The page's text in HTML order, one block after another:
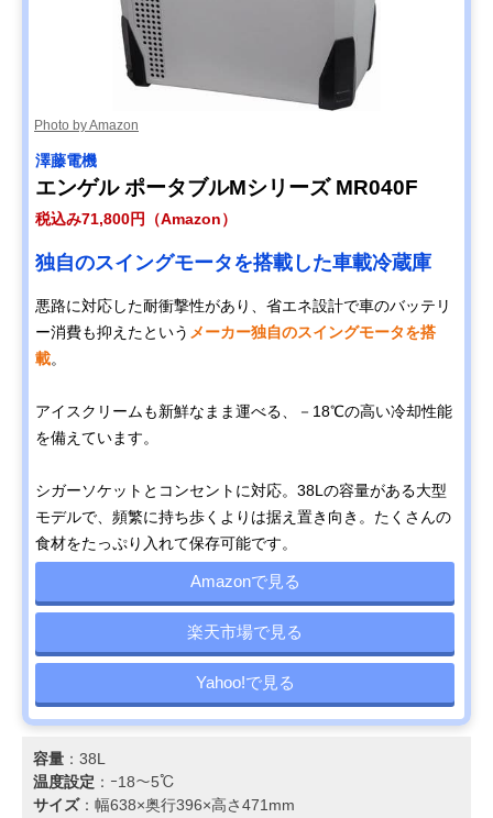
Photo by Amazon
澤藤電機
エンゲル ポータブルMシリーズ MR040F
税込み71,800円（Amazon）
独自のスイングモータを搭載した車載冷蔵庫
悪路に対応した耐衝撃性があり、省エネ設計で車のバッテリ
ー消費も抑えたという メーカー独自のスイングモータを搭
載。
アイスクリームも新鮮なまま運べる、－18℃の高い冷却性能
を備えています。
シガーソケットとコンセントに対応。38Lの容量がある大型
モデルで、頻繁に持ち歩くよりは据え置き向き。たくさんの
食材をたっぷり入れて保存可能です。
Amazonで見る
楽天市場で見る
Yahoo!で見る
容量 ：38L
温度設定 ：ｰ18～5℃
サイズ：幅638×奥行396×高さ471mm